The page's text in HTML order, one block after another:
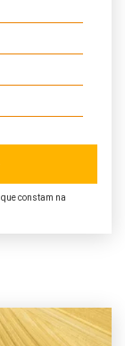
constam na